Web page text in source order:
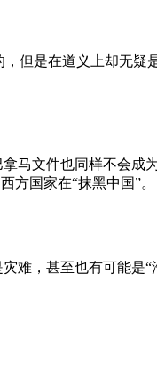
但是在道义上却无
马文件也同样不会
方国家在“抹黑中国”。
难，甚至也有可能